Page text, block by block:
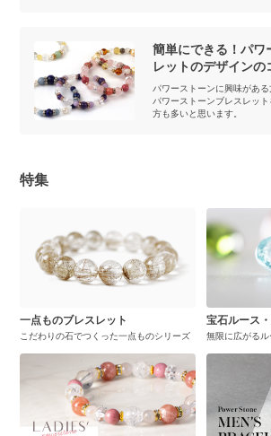
簡単にできる！パワ
レットのデザインの
パワーストーンに興味があ
パワーストーンブレスレッ
方も多いと思います。
特集
一点ものブレスレット
こだわりの石でつくった一点ものシリーズ
宝石ルース
無限に広がる